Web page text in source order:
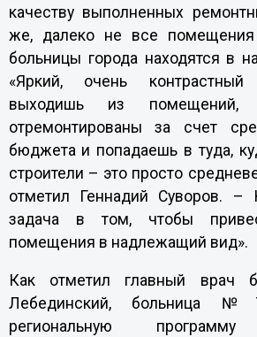
качеству выполненных
же, далеко не все помещения
больницы города находятся в
«Яркий, очень
выходишь из помещений,
отремонтированы за счет
бюджета и попадаешь в туда,
строители – это просто
отметил Геннадий Суворов. –
задача в том, чтобы
помещения в надлежащий вид».
Как отметил главный врач
Лебединский, больница
региональную программу